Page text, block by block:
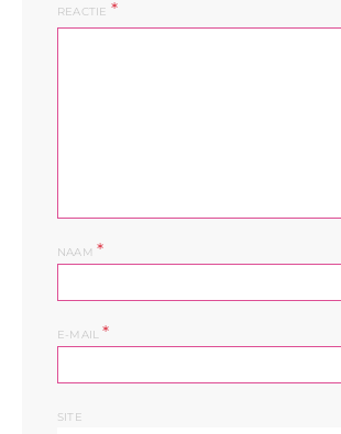
REACTIE
NAAM *
E-MAIL*
SITE